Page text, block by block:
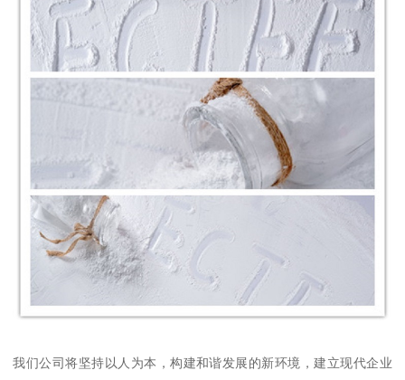
我们公司将坚持以人为本，构建和谐发展的新环境，建立现代企业